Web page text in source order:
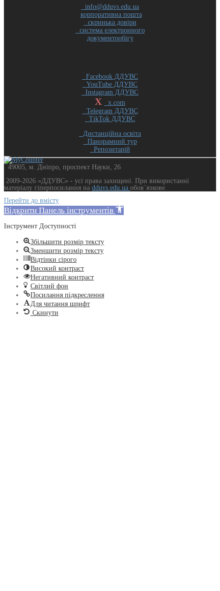
info@dduvs.edu.ua
корпоративна пошта
скринька довіри
система електронного
документообігу
Facebook ДДУВС
YouTube ДДУВС
Instagram ДДУВС
X
x.com
Telegram ДДУВС
TikTok ДДУВС
Дистанційна освіта
Панорамний тур
Репозитарій
49005, м. Дніпро, проспект Науки, 26
2009-2026 «ДДУВС» - усi права захищенi. При використанні
матеріалу гіперпосилання на dduvs.edu.ua обов`язкове.
Перейти до вмісту
Відкрити Панель інструментів
Інструмент Доступності
Збільшити розмір тексту
Зменшити розмір тексту
Відтінки сірого
Високий контраст
Негативний контраст
Світлий фон
Посилання підкреслення
Для читання шрифт
Скинути